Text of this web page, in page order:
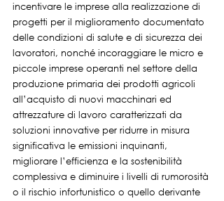
incentivare le imprese alla realizzazione di
progetti per il miglioramento documentato
delle condizioni di salute e di sicurezza dei
lavoratori, nonché incoraggiare le micro e
piccole imprese operanti nel settore della
produzione primaria dei prodotti agricoli
all’acquisto di nuovi macchinari ed
attrezzature di lavoro caratterizzati da
soluzioni innovative per ridurre in misura
significativa le emissioni inquinanti,
migliorare l’efficienza e la sostenibilità
complessiva e diminuire i livelli di rumorosità
o il rischio infortunistico o quello derivante